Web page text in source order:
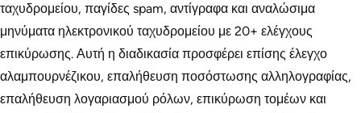
ταχυδρομείου, παγίδες spam, αντίγραφα και αναλώσιμα
μηνύματα ηλεκτρονικού ταχυδρομείου με 20+ ελέγχους
επικύρωσης. Αυτή η διαδικασία προσφέρει επίσης έλεγχο
αλαμπουρνέζικου, επαλήθευση ποσόστωσης αλληλογραφίας,
επαλήθευση λογαριασμού ρόλων, επικύρωση τομέων και